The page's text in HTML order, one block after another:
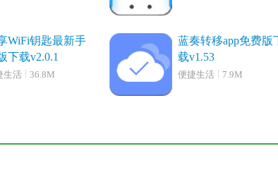
WiFi钥匙最新手
下载v2.0.1
生活 36.8M
蓝奏转移app免费版
载v1.53
便捷生活 7.9M